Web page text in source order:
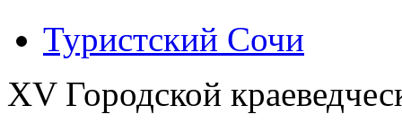
Туристский Сочи
XV Городской